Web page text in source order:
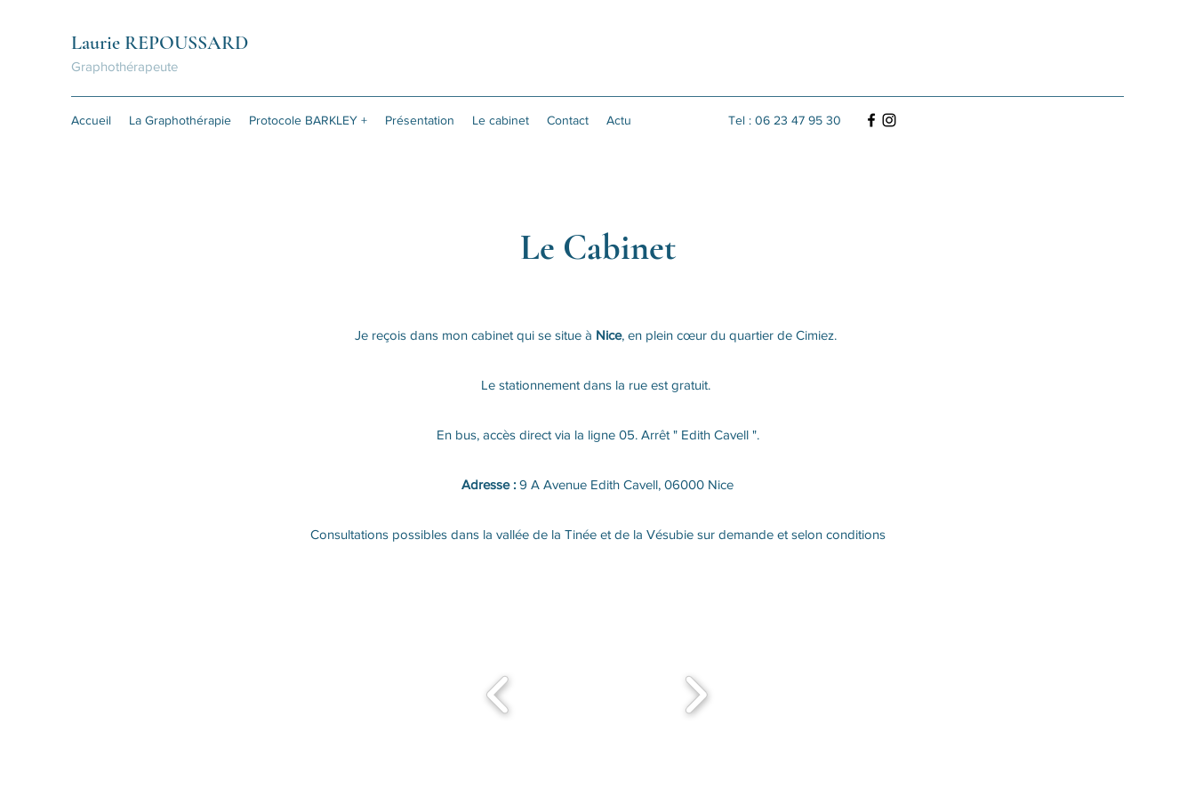
Laurie REPOUSSARD
Graphothérapeute
Accueil La Graphothérapie Protocole BARKLEY + Présentation Le cabinet Contact Actu Tel : 06 23 47 95 30
Le Cabinet
Je reçois dans mon cabinet qui se situe à Nice, en plein cœur du quartier de Cimiez.
Le stationnement dans la rue est gratuit.
En bus, accès direct via la ligne 05. Arrêt " Edith Cavell ".
Adresse : 9 A Avenue Edith Cavell, 06000 Nice
Consultations possibles dans la vallée de la Tinée et de la Vésubie sur demande et selon conditions